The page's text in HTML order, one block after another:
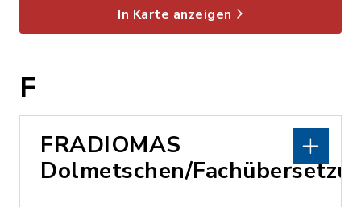
In Karte anzeigen
F
FRADIOMAS
Dolmetschen/